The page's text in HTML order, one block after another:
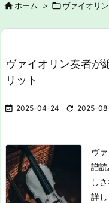
 ホーム > ヴァイオリン
ヴァイオリン奏者が
リット
 2025-04-24  2025-
ヴ
譜
し
詳